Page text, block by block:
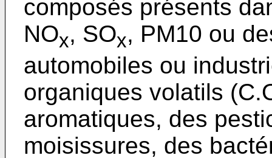
composés présents
NOx, SOx, PM10 ou
automobiles ou
organiques volatils
aromatiques, des
moisissures, des